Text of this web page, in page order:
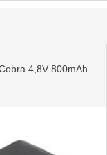
4,8V 800mAh